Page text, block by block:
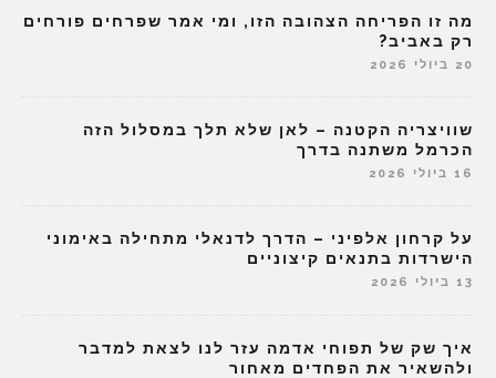
מה זו הפריחה הצהובה הזו, ומי אמר שפרחים פורחים
רק באביב?
20 ביולי 2026
שוויצריה הקטנה – לאן שלא תלך במסלול הזה
הכרמל משתנה בדרך
16 ביולי 2026
על קרחון אלפיני – הדרך לדנאלי מתחילה באימוני
הישרדות בתנאים קיצוניים
13 ביולי 2026
איך שק של תפוחי אדמה עזר לנו לצאת למדבר
ולהשאיר את הפחדים מאחור